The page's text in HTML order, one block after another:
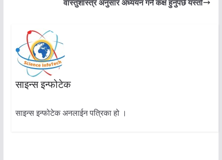
वास्तुशास्त्र अनुसार अध्ययन गर्ने कक्ष हुनुपर्छ यस्तो
साइन्स इन्फोटेक
साइन्स इन्फोटेक अनलाईन पत्रिका हो ।